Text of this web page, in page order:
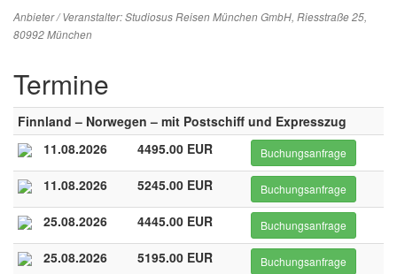
Anbieter / Veranstalter:Studiosus Reisen München GmbH, Riesstraße 25,
80992 München
Termine
Finnland – Norwegen – mit Postschiff und Expresszug
11.08.2026
4495.00 EUR Buchungsanfrage
11.08.2026 5245.00 EUR Buchungsanfrage
25.08.2026 4445.00 EUR Buchungsanfrage
25.08.2026 5195.00 EUR Buchungsanfrage